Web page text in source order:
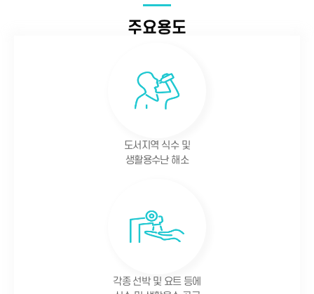
주요용도
도서지역 식수 및
생활용수난 해소
각종 선박 및 요트 등에